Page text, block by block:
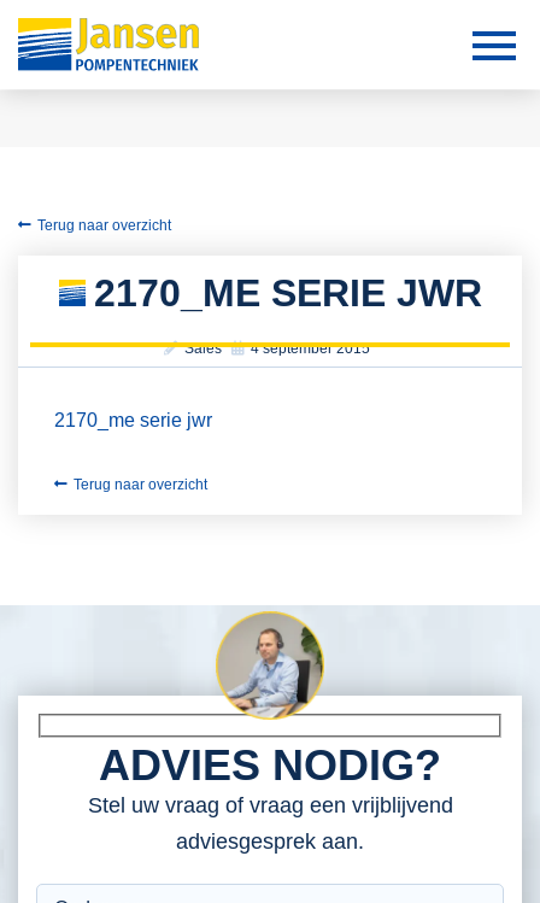
Terug naar overzicht
2170_ME SERIE JWR
Sales 4 september 2015
2170_me serie jwr
Terug naar overzicht
ADVIES NODIG?
Stel uw vraag of vraag een vrijblijvend
adviesgesprek aan.